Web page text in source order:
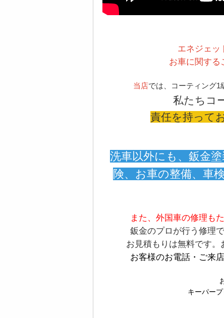
エネジェッ
お車に関する
当店では、コーティング1
私たちコ
責任を持って
洗車以外にも、鈑金
険、お車の整備、車
ま た、外国車の修理も
鈑金のプロが行う修理
お見積もりは無料です。
お客様のお電話・ご来
キーパー